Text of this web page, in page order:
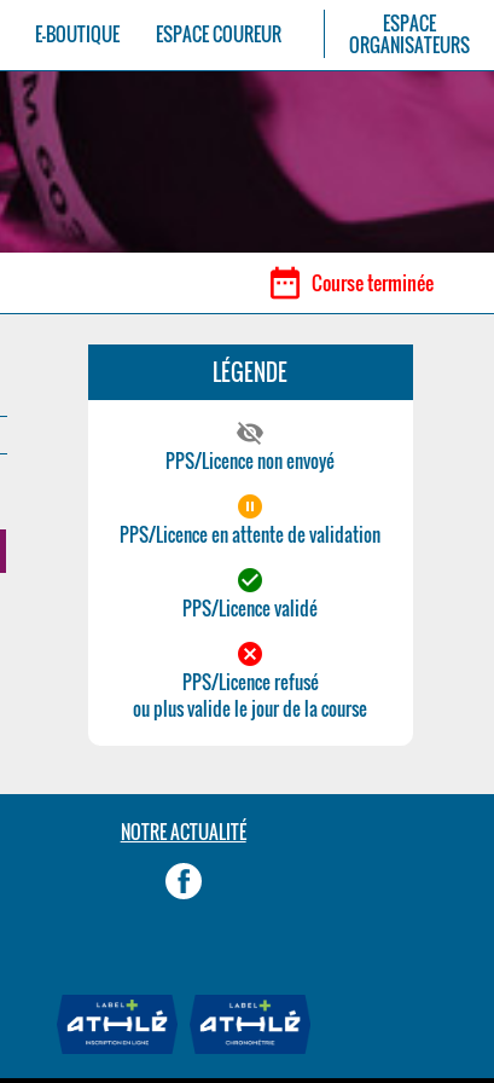
E-BOUTIQUE ESPACE COUREUR
ESPACE
ORGANISATEURS
date_range Course terminée
LÉGENDE
visibility_off
PPS/Licence non envoyé
pause_circle_filled
PPS/Licence en attente de validation
check_circle
PPS/Licence validé
cancel
PPS/Licence refusé
ou plus valide le jour de la course
NOTRE ACTUALITÉ